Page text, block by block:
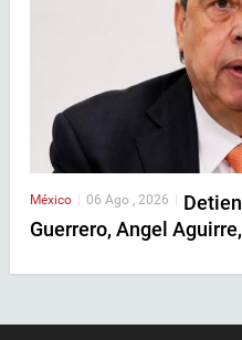
México | 06 Ago , 2026 |
Guerrero, Angel